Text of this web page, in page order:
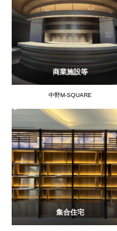
商業施設等
中野M-SQUARE
集合住宅